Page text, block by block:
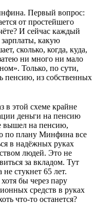
Первый вопрос:
от простейшего
И сейчас каждый
какую
сколько, когда, куда,
ни много ни мало
Только, по сути,
пенсию, из собственных
в этой схеме крайне
деньги на пенсию
вышел на пенсию,
по плану Минфина все
в надёжных руках
людей. Это не
за вкладом. Тут
не стукнет 65 лет.
бы через пару
средств в руках
что-то останется?